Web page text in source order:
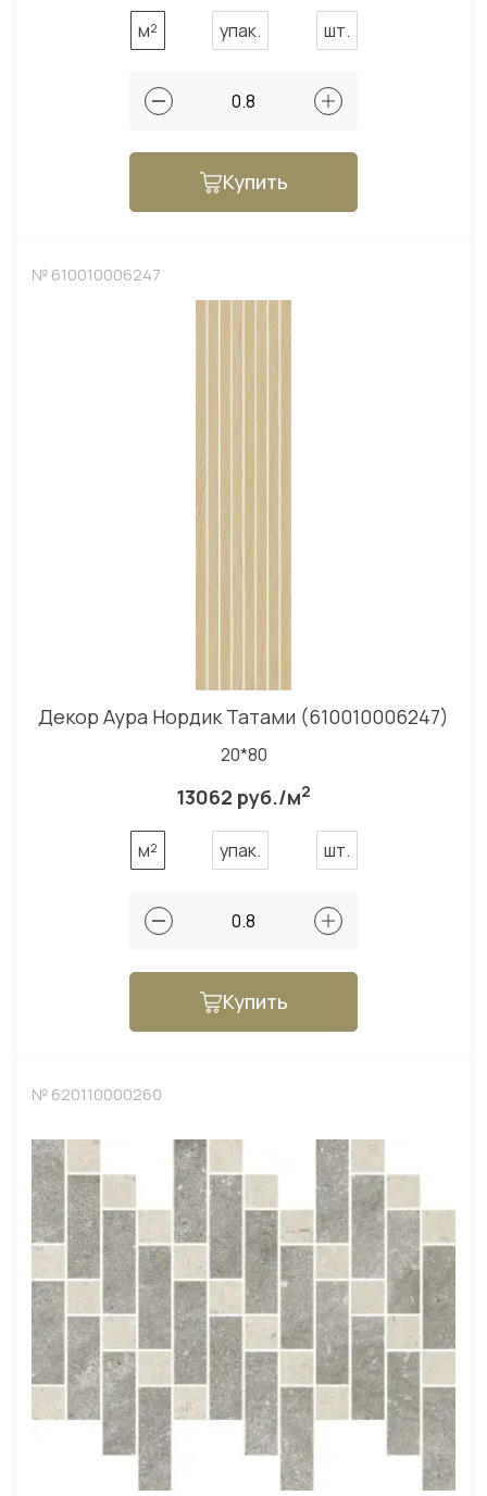
м² упак. шт.
Купить
№ 610010006247
Декор Аура Нордик Татами (610010006247)
20*80
13062 руб./м2
м² упак. шт.
Купить
№ 620110000260